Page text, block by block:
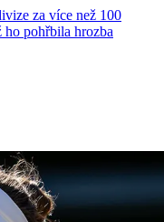
za více než 100
pohřbila hrozba